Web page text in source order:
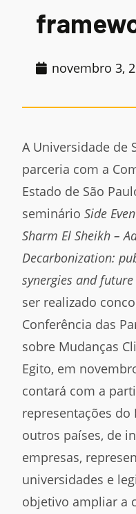
novembro 3,
A Universidade de
parceria com a
Estado de São
seminárioSide
Sharm El Sheikh –
Decarbonization:
synergies and
ser realizado
Conferência das
sobre Mudanças
Egito, em
contará com a
representações do
outros países, de
empresas,
universidades e
objetivo ampliar a